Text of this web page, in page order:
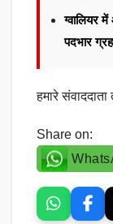
ग्वालियर
पदभार
हमारे
Share on: